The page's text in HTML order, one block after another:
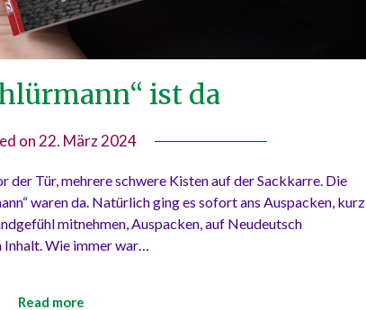
ist da
on22. März 2024by
Möser
Tür, mehrere schwere Kisten auf der Sackkarre. Die
waren da. Natürlich ging es sofort ans Auspacken, kurz
mitnehmen, Auspacken, auf Neudeutsch
Inhalt. Wie immer war…
Read more